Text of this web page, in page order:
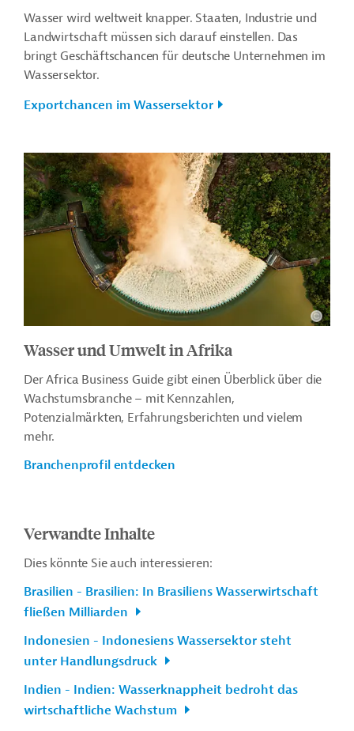
Wasser wird weltweit knapper. Staaten, Industrie und
Landwirtschaft müssen sich darauf einstellen. Das
bringt Geschäftschancen für deutsche Unternehmen im
Wassersektor.
Exportchancen im Wassersektor
Wasser und Umwelt in Afrika
Der Africa Business Guide gibt einen Überblick über die
Wachstumsbranche – mit Kennzahlen,
Potenzialmärkten, Erfahrungsberichten und vielem
mehr.
Branchenprofil entdecken
Verwandte Inhalte
Dies könnte Sie auch interessieren:
Brasilien - Brasilien: In Brasiliens Wasserwirtschaft
fließen Milliarden
Indonesien - Indonesiens Wassersektor steht
unter Handlungsdruck
Indien - Indien: Wasserknappheit bedroht das
wirtschaftliche Wachstum